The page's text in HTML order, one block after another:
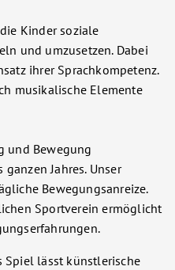
Kinder soziale
und umzusetzen. Dabei
ihrer Sprachkompetenz.
musikalische Elemente
und Bewegung
Jahres. Unser
Bewegungsanreize.
Sportverein ermöglicht
Spiel lässt künstlerische